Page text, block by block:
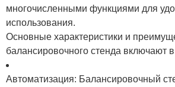
многочисленными функциями для
использования.
Основные характеристики и
балансировочного стенда включают
Автоматизация: Балансировочный